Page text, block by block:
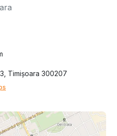
Timișoara 300207